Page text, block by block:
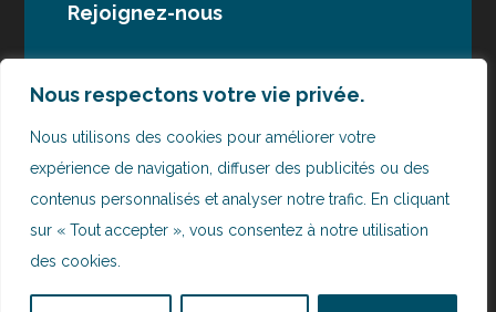
Nous respectons votre vie privée.
Nous utilisons des cookies pour améliorer votre
expérience de navigation, diffuser des publicités ou des
contenus personnalisés et analyser notre trafic. En cliquant
sur « Tout accepter », vous consentez à notre utilisation
des cookies.
Rejoignez-nous